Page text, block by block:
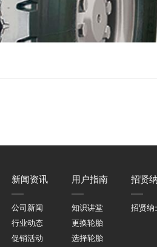
新闻资讯
公司新闻
行业动态
促销活动
用户指南
知识讲堂
更换轮胎
选择轮胎
招贤
招贤纳